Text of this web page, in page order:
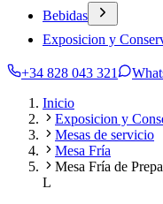
Bebidas
Exposicion y
+34 828 043 321
Inicio
Exposicion y
Mesas de servicio
Mesa Fría
Mesa Fría de
L